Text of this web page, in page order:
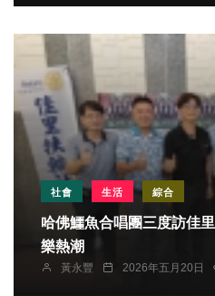
社會 生活 綜合
哈佛鱷魚合唱團三度訪佳里 扶輪40週年再掀國際音
樂熱潮
黃永豐 2026年五月20日